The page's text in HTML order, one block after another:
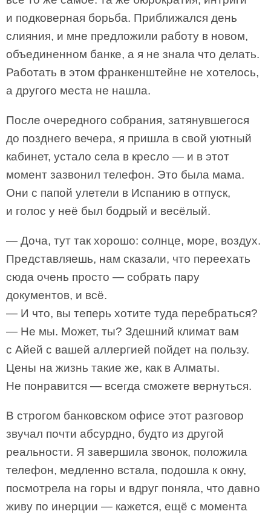
и подковерная борьба. Приближался день
слияния, и мне предложили работу в новом,
объединенном банке, а я не знала что делать.
Работать в этом франкенштейне не хотелось,
а другого места не нашла.
После очередного собрания, затянувшегося
до позднего вечера, я пришла в свой уютный
кабинет, устало села в кресло — и в этот
момент зазвонил телефон. Это была мама.
Они с папой улетели в Испанию в отпуск,
и голос у неё был бодрый и весёлый.
— Доча, тут так хорошо: солнце, море, воздух.
Представляешь, нам сказали, что переехать
сюда очень просто — собрать пару
документов, и всё.
— И что, вы теперь хотите туда перебраться?
— Не мы. Может, ты? Здешний климат вам
с Айей с вашей аллергией пойдет на пользу.
Цены на жизнь такие же, как в Алматы.
Не понравится — всегда сможете вернуться.
В строгом банковском офисе этот разговор
звучал почти абсурдно, будто из другой
реальности. Я завершила звонок, положила
телефон, медленно встала, подошла к окну,
посмотрела на горы и вдруг поняла, что давно
живу по инерции — кажется, ещё с момента